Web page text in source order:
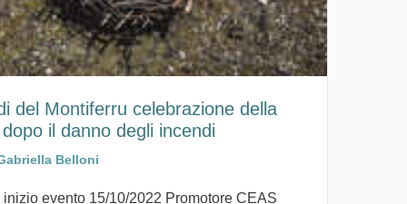
del Montiferru celebrazione della
il danno degli incendi
Belloni
inizio evento 15/10/2022 Promotore CEAS